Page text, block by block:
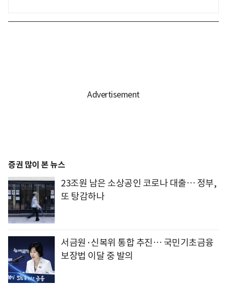
증권 많이 본 뉴스
23조원 남은 소상공인 코로나 대출… 정부,
또 탕감하나
서금원·신복위 통합 추진… 국민기초금융
보장법 이달 중 발의